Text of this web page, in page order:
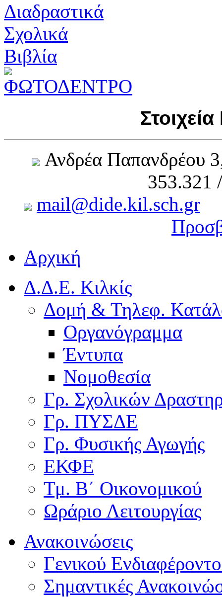
Ανδρέα Παπανδρέου
353.321
mail@dide.kil.sch.gr
Αρχική
Δ.Δ.Ε. Κιλκίς
Δομή & Τηλεφ.
Οργανόγραμμα
Έντυπα
Νομοθεσία
Γρ. Σχολικών
Γρ. ΠΥΣΔΕ
Γρ. Φυσικής Αγωγής
ΕΚΦΕ
Τμ. Β΄ Οικονομικού
Ωράριο Λειτουργίας
Ανακοινώσεις
Γενικού
Σημαντικές